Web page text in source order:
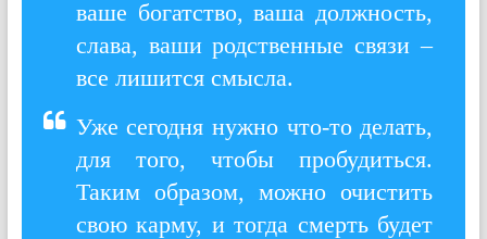
ваше богатство, ваша должность,
слава, ваши родственные связи –
все лишится смысла.
Уже сегодня нужно что-то делать,
для того, чтобы пробудиться.
Таким образом, можно очистить
свою карму, и тогда смерть будет